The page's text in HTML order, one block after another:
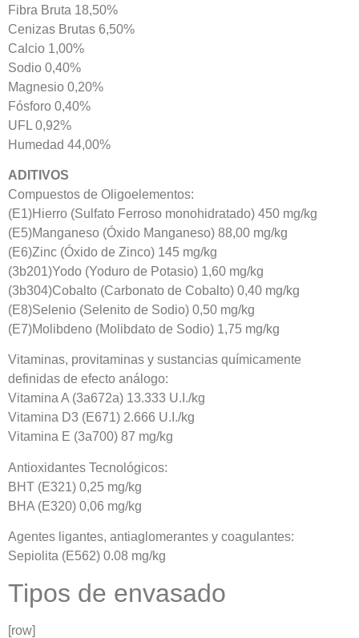
Fibra Bruta 18,50%
Cenizas Brutas 6,50%
Calcio 1,00%
Sodio 0,40%
Magnesio 0,20%
Fósforo 0,40%
UFL 0,92%
Humedad 44,00%
ADITIVOS
Compuestos de Oligoelementos:
(E1)Hierro (Sulfato Ferroso monohidratado) 450 mg/kg
(E5)Manganeso (Óxido Manganeso) 88,00 mg/kg
(E6)Zinc (Óxido de Zinco) 145 mg/kg
(3b201)Yodo (Yoduro de Potasio) 1,60 mg/kg
(3b304)Cobalto (Carbonato de Cobalto) 0,40 mg/kg
(E8)Selenio (Selenito de Sodio) 0,50 mg/kg
(E7)Molibdeno (Molibdato de Sodio) 1,75 mg/kg
Vitaminas, provitaminas y sustancias químicamente
definidas de efecto análogo:
Vitamina A (3a672a) 13.333 U.I./kg
Vitamina D3 (E671) 2.666 U.I./kg
Vitamina E (3a700) 87 mg/kg
Antioxidantes Tecnológicos:
BHT (E321) 0,25 mg/kg
BHA (E320) 0,06 mg/kg
Agentes ligantes, antiaglomerantes y coagulantes:
Sepiolita (E562) 0.08 mg/kg
Tipos de envasado
[row]